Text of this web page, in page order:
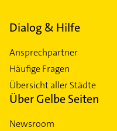
Dialog & Hilfe
Ansprechpartner
Häufige Fragen
Übersicht aller Städte
Über Gelbe Seiten
Newsroom